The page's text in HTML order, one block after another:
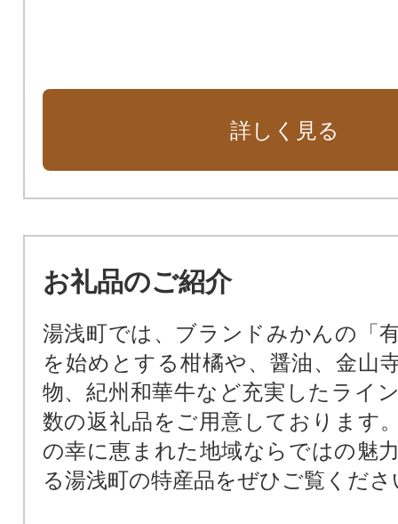
詳しく見る
お礼品のご紹介
湯浅町では、ブランドみかんの「
を始めとする柑橘や、醤油、金山
物、紀州和華牛など充実したライ
数の返礼品をご用意しております
の幸に恵まれた地域ならではの魅
る湯浅町の特産品をぜひご覧くださ